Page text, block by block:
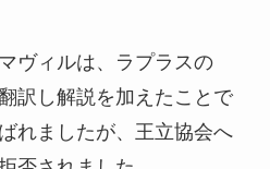
ヴィルは、ラプラスの
訳し解説を加えたことで
れましたが、王立協会へ